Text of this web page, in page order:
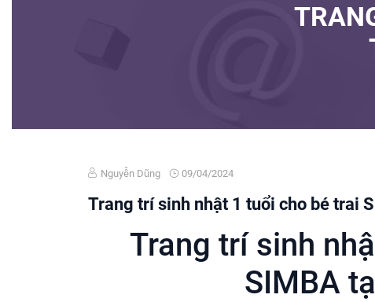
Nguyễn Dũng 09/04/2024
Trang trí sinh nhật 1 tuổi cho bé trai
Trang trí sinh
SIMBA